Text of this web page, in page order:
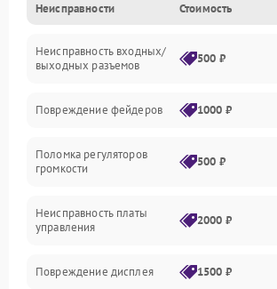
Механические повреждения
Механика
Электронные компоненты
Неисправности Стоимость
Неисправность входных/
выходных разъемов
500 ₽
Повреждение фейдеров 1000 ₽
Поломка регуляторов
громкости
500 ₽
Неисправность платы
управления
2000 ₽
Повреждение дисплея 1500 ₽